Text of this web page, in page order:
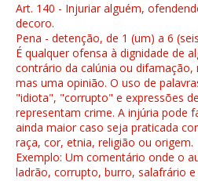
Art. 140 - Injuriar alguém,
decoro.
Pena - detenção, de 1 (um) a 6
É qualquer ofensa à dignidade de
contrário da calúnia ou
mas uma opinião. O uso de
"idiota", "corrupto" e expressões
representam crime. A injúria pode
ainda maior caso seja praticada
raça, cor, etnia, religião ou origem.
Exemplo: Um comentário onde o
ladrão, corrupto, burro, salafrário e